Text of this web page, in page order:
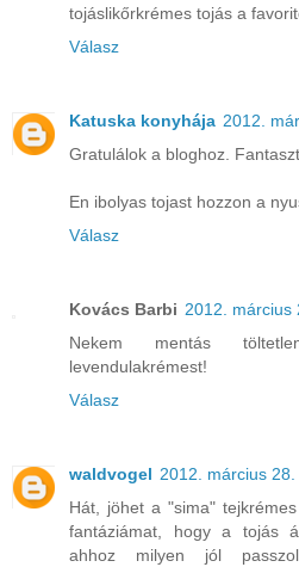
tojáslikőrkrémes tojás a
Válasz
Katuska konyhája 2012.
Gratulálok a bloghoz.
En ibolyas tojast hozzon a
Válasz
Kovács Barbi 2012. március
Nekem mentás
levendulakrémest!
Válasz
waldvogel 2012. március
Hát, jöhet a "sima"
fantáziámat, hogy a tojás
ahhoz milyen jól